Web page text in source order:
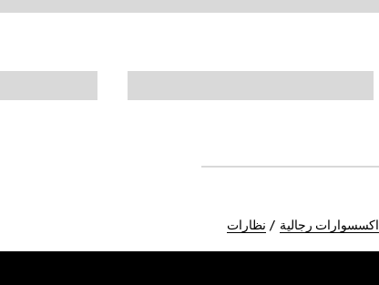
اكسسوارات رجالية نظارات